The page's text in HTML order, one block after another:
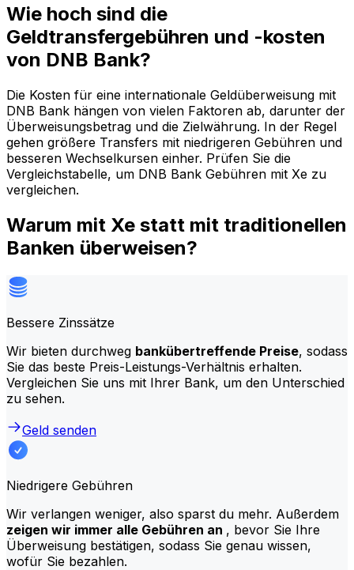
Wie hoch sind die
Geldtransfergebühren und -kosten
von DNB Bank?
Die Kosten für eine internationale Geldüberweisung mit
DNB Bank hängen von vielen Faktoren ab, darunter der
Überweisungsbetrag und die Zielwährung. In der Regel
gehen größere Transfers mit niedrigeren Gebühren und
besseren Wechselkursen einher. Prüfen Sie die
Vergleichstabelle, um DNB Bank Gebühren mit Xe zu
vergleichen.
Warum mit Xe statt mit traditionellen
Banken überweisen?
Bessere Zinssätze
Wir bieten durchweg bankübertreffende Preise, sodass
Sie das beste Preis-Leistungs-Verhältnis erhalten.
Vergleichen Sie uns mit Ihrer Bank, um den Unterschied
zu sehen.
Geld senden
Niedrigere Gebühren
Wir verlangen weniger, also sparst du mehr. Außerdem
zeigen wir immer alle Gebühren an , bevor Sie Ihre
Überweisung bestätigen, sodass Sie genau wissen,
wofür Sie bezahlen.